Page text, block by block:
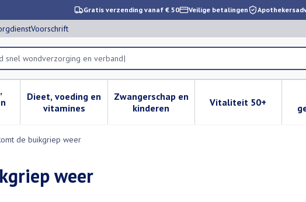
Gratis verzending vanaf € 50 Veilige betalingen
Voorschrift
merk, categorie...
snel wondverzorging en
voor Schoonheid, verzorging en hygiëne categorie
Dieet, voeding en
vitaminesToon submenu voor Dieet, voeding en vitamines
Zwangerschap en
kinderenToon submenu voor Zwangerschap
Vitaliteit 50+Toon submenu
de buikgriep weer
weer